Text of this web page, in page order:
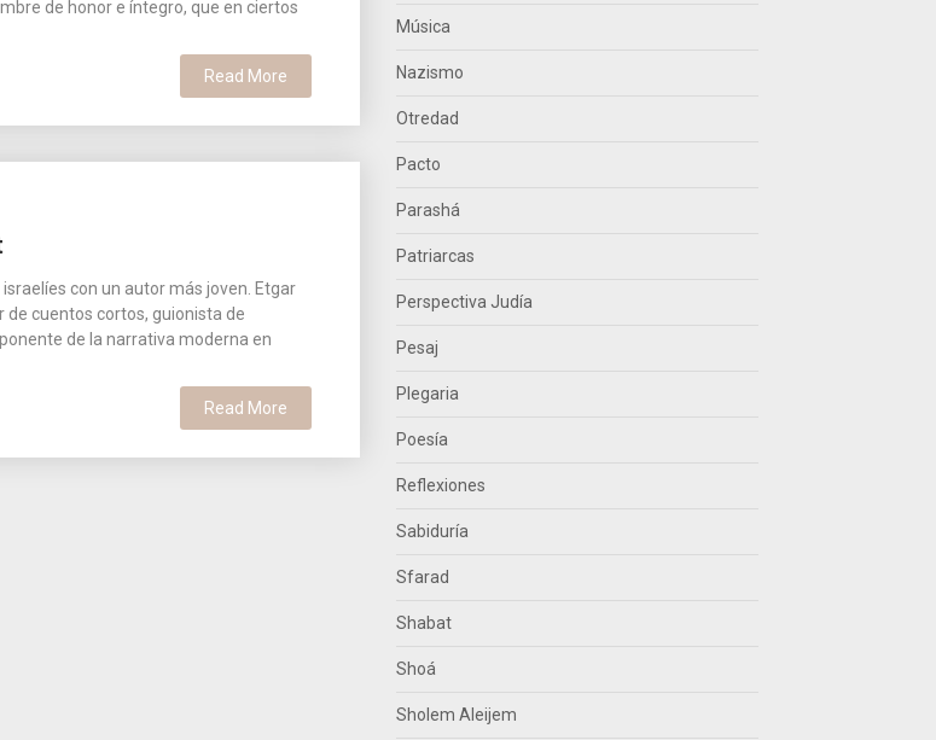
de honor e íntegro, que en ciertos
Read More
con un autor más joven. Etgar
de cuentos cortos, guionista de
de la narrativa moderna en
Read More
Música
Nazismo
Otredad
Pacto
Parashá
Patriarcas
Perspectiva Judía
Pesaj
Plegaria
Poesía
Reflexiones
Sabiduría
Sfarad
Shabat
Shoá
Sholem Aleijem